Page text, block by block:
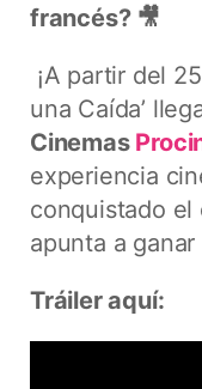
francés? 🎥
¡A partir del
una Caída’
Cinemas
experiencia
conquistado el
apunta a ganar
Tráileraquí: